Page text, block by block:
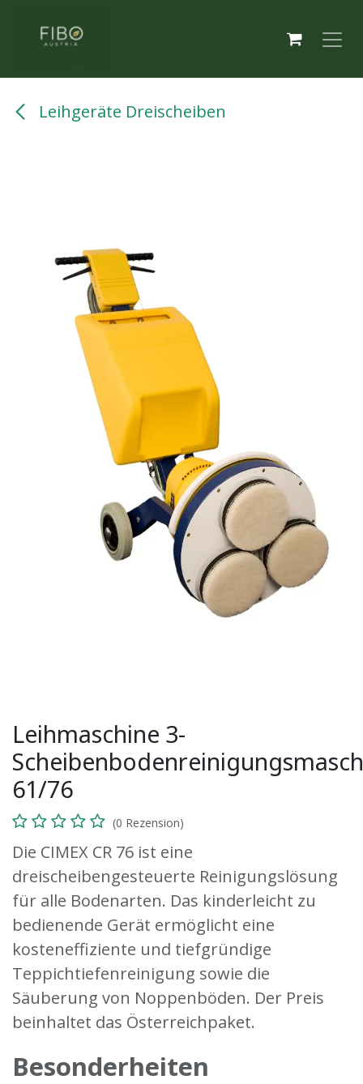
Leihgeräte Dreischeiben
Leihmaschine 3-
61/76
(0 Rezension)
Die CIMEX CR 76 ist eine
dreischeibengesteuerte Reinigungslösung
für alle Bodenarten. Das kinderleicht zu
bedienende Gerät ermöglicht eine
kosteneffiziente und tiefgründige
Teppichtiefenreinigung sowie die
Säuberung von Noppenböden. Der Preis
beinhaltet das Österreichpaket.
Besonderheiten